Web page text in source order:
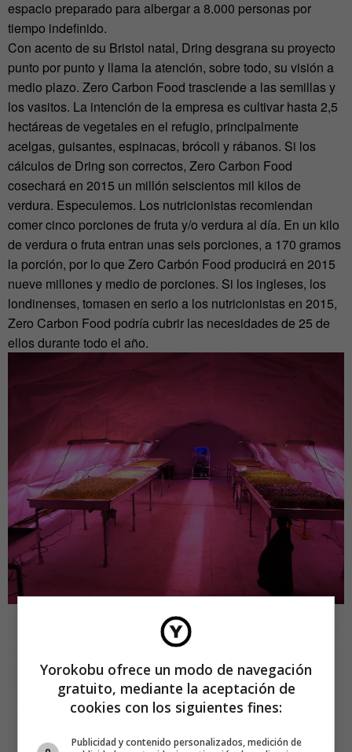
espacio preparado para albergar a 8.000 personas por
tiempo indefinido.
Con acento de su Bristol natal, Dring desgrana su proyecto
punto por punto y llama la atención, sobre todo, su visión a
medio plazo. Zero Carbon Food trasciende a las semillas y
los vasitos. La intención de la empresa es cultivar hasta 2,5
hectáreas de vegetales en el refugio, principalmente
acelgas, guisantes, espinacas, brócoli y rábanos. Si los
cálculos de Dring son correctos, Zero Carbon Food
cosechará en 2015 un millón seiscientos mil kilos de
verdura. Especulemos. Los nutricionistas recomiendan
comer cinco porciones de fruta y/o verdura al día. En un kilo
de verdura o fruta entran unas seis porciones, a 170 gramos
la porción, por lo que Zero Carbón Food producirá en 2015
nueve millones y medio de porciones. Si los ingleses, los
londinenses, tomasen en serio a los nutricionistas en 2015,
Zero Carbon Food podría cubrir las necesidades de 25 de
ellos durante todo el año.
Yorokobu ofrece un modo de navegación
gratuito, mediante la aceptación de
cookies con los siguientes fines:
Publicidad y contenido personalizados, medición de